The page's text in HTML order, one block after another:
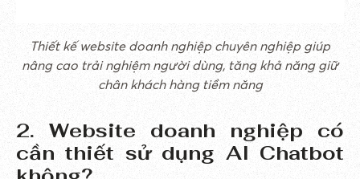
Thiết kế website doanh nghiệp chuyên nghiệp giúp
nâng cao trải nghiệm người dùng, tăng khả năng giữ
chân khách hàng tiềm năng
2. Website doanh nghiệp có
cần thiết sử dụng AI Chatbot